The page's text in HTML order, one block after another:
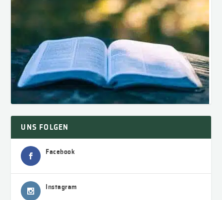
UNS FOLGEN
Facebook
Instagram